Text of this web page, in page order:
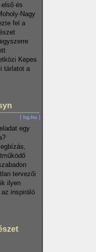
és
Nagy
fel a
Kepes
tárlatot a
hg.hu
egy
tervezői
ilyen
inspiráló